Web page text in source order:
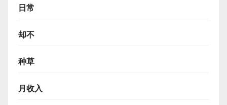
日常
却不
种草
月收入